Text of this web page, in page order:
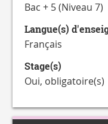
Bac + 5 (Niveau 7)
Langue(s)
Français
Stage(s)
Oui, obligatoire(s)